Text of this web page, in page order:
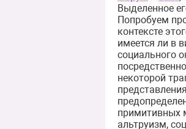
Выделенное
Попробуем
контексте
имеется ли в
социального
некоторой
примитивных
альтруизм,